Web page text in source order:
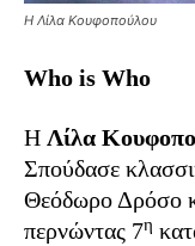
Η Λίλα Κουφοπούλου
Who is Who
Η Λίλα
Σπούδασε
Θεόδωρο Δρόσο
περνώντας 7η